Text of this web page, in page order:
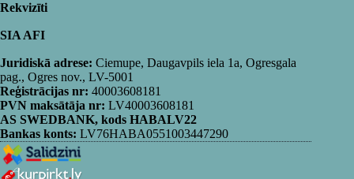
Rekvizīti
SIA AFI
Juridiskā adrese: Ciemupe, Daugavpils iela 1a, Ogresgala
pag., Ogres nov., LV-5001
Reģistrācijas nr: 40003608181
PVN maksātāja nr: LV40003608181
AS SWEDBANK, kods HABALV22
Bankas konts: LV76HABA0551003447290